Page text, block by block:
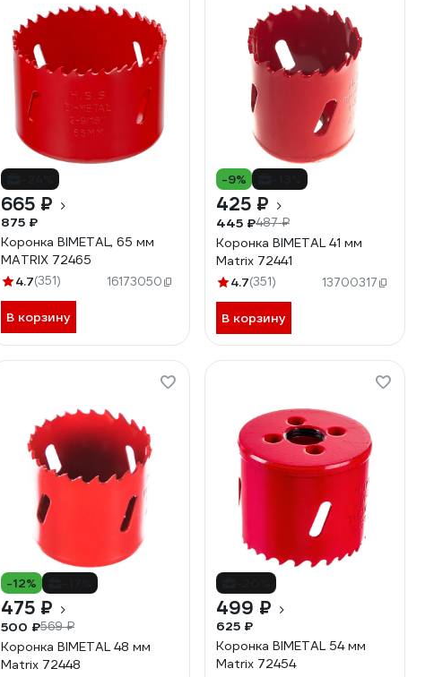
665 ₽
875 ₽
Коронка BIMETAL, 65 мм
MATRIX 72465
4.7(351) 16173050
В корзину
-9%
425 ₽
445 ₽487 ₽
Коронка BIMETAL 41 мм
Matrix 72441
4.7(351) 13700317
В корзину
-12%
475 ₽
500 ₽569 ₽
Коронка BIMETAL 48 мм
Matrix 72448
499 ₽
625 ₽
Коронка BIMETAL 54 мм
Matrix 72454